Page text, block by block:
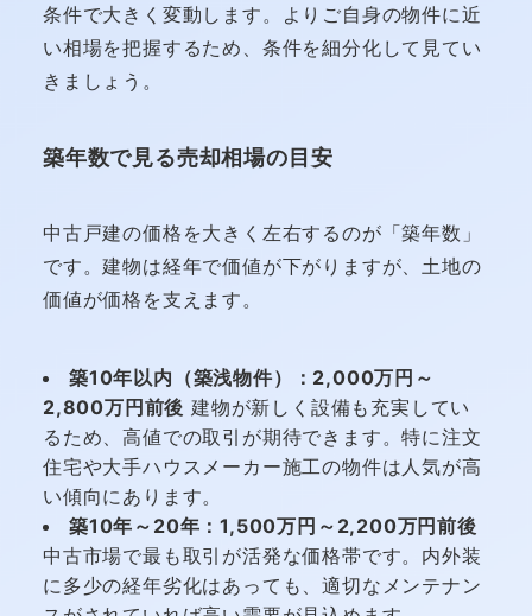
条件で大きく変動します。よりご自身の物件に近
い相場を把握するため、条件を細分化して見てい
きましょう。
築年数で見る売却相場の目安
中古戸建の価格を大きく左右するのが「築年数」
です。建物は経年で価値が下がりますが、土地の
価値が価格を支えます。
築10年以内（築浅物件）：2,000万円～
2,800万円前後 建物が新しく設備も充実してい
るため、高値での取引が期待できます。特に注文
住宅や大手ハウスメーカー施工の物件は人気が高
い傾向にあります。
築10年～20年：1,500万円～2,200万円前後
中古市場で最も取引が活発な価格帯です。内外装
に多少の経年劣化はあっても、適切なメンテナン